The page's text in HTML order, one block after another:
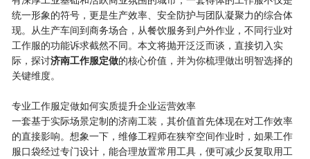
统一形象的符号，更是生产效率、安全防护与团队凝聚力的综合体
现。从生产车间到商务场合，从餐饮服务到户外作业，不同行业对
工作服的功能诉求截然不同。本文将抛开泛泛而谈，直接切入实
际，探讨济南工作服定做的核心价值，并为你梳理做出明智选择的
关键维度。
专业工作服定做如何实质提升企业运营效率
一套基于实际场景定制的济南工装，其价值首先体现在对工作效率
的直接影响。想象一下，维修工程师在狭窄空间作业时，如果工作
服口袋经过专门设计，能合理放置常用工具，便可减少反复取用工